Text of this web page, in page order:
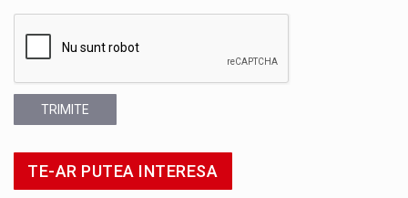
TRIMITE
TE-AR PUTEA INTERESA